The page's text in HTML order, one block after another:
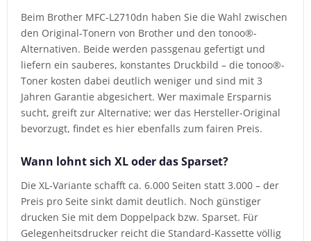
Beim Brother MFC-L2710dn haben Sie die Wahl zwischen
den Original-Tonern von Brother und den tonoo®-
Alternativen. Beide werden passgenau gefertigt und
liefern ein sauberes, konstantes Druckbild – die tonoo®-
Toner kosten dabei deutlich weniger und sind mit 3
Jahren Garantie abgesichert. Wer maximale Ersparnis
sucht, greift zur Alternative; wer das Hersteller-Original
bevorzugt, findet es hier ebenfalls zum fairen Preis.
Wann lohnt sich XL oder das Sparset?
Die XL-Variante schafft ca. 6.000 Seiten statt 3.000 – der
Preis pro Seite sinkt damit deutlich. Noch günstiger
drucken Sie mit dem Doppelpack bzw. Sparset. Für
Gelegenheitsdrucker reicht die Standard-Kassette völlig